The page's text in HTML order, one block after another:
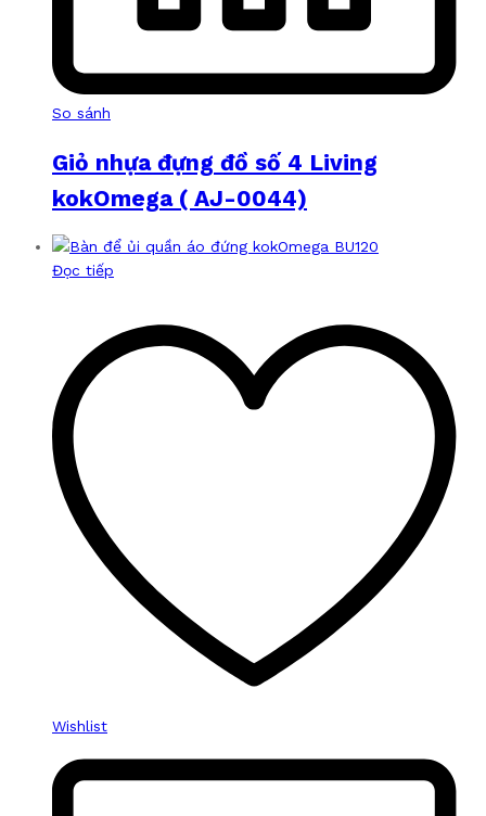
So sánh
Giỏ nhựa đựng đồ số 4 Living
kokOmega ( AJ-0044)
Đọc tiếp
Wishlist